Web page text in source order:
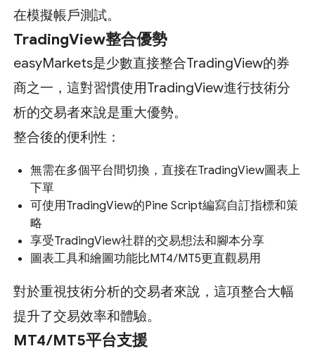
在模擬帳戶測試。
TradingView整合優勢
easyMarkets是少數直接整合TradingView的券
商之一，這對習慣使用TradingView進行技術分
析的交易者來說是重大優勢。
整合後的便利性：
無需在多個平台間切換，直接在TradingView圖表上
下單
可使用TradingView的Pine Script編寫自訂指標和策
略
享受TradingView社群的交易想法和腳本分享
圖表工具和繪圖功能比MT4/MT5更直觀易用
對於重視技術分析的交易者來說，這項整合大幅
提升了交易效率和體驗。
MT4/MT5平台支援